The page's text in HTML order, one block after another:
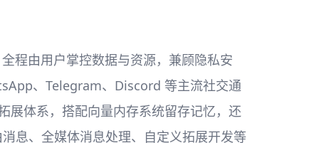
程由用户掌控数据与资源，兼顾隐私安
、Telegram、Discord 等主流社交通
展体系，搭配向量内存系统留存记忆，还
息、全媒体消息处理、自定义拓展开发等